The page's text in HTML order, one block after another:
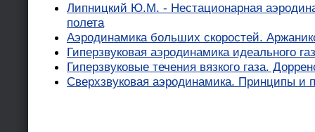
Липницкий Ю.М. - Нестационарная
полета
Аэродинамика больших скоростей.
Гиперзвуковая аэродинамика идеального
Гиперзвуковые течения вязкого газа.
Сверхзвуковая аэродинамика. Принципы и